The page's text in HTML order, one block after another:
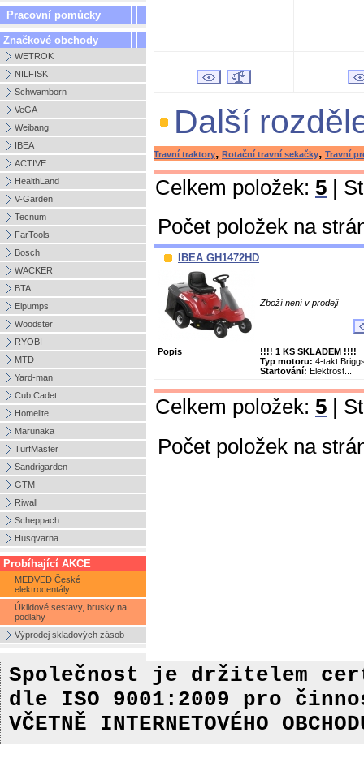
Pracovní pomůcky
Značkové obchody
WETROK
NILFISK
Schwamborn
VeGA
Weibang
IBEA
ACTIVE
HealthLand
V-Garden
Tecnum
FarTools
Bosch
WACKER
BTA
Elpumps
Woodster
RYOBI
MTD
Yard-man
Cub Cadet
Homelite
Marunaka
TurfMaster
Sandrigarden
GTM
Riwall
Scheppach
Husqvarna
Probíhající AKCE
MEDVED České
elektrocentály
Úklidové sestavy, brusky na
podlahy
Výprodej skladových zásob
Další
Travní traktory, Rotační travní sekačky, Travní
Celkem položek: 5 |
Počet položek na
IBEA GH1472HD
Zboží není v prodeji
Popis
!!!! 1 KS SKLADEM !!!!
Typ motoru: 4-takt
Startování: Elektrost...
Celkem položek: 5 |
Počet položek na
Společnost je držitelem
dle ISO 9001:2009 pro
VČETNĚ INTERNETOVÉHO